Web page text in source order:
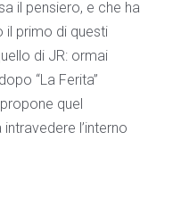
il pensiero, e che ha
primo di questi
di JR: ormai
“La Ferita”
quel
l’interno